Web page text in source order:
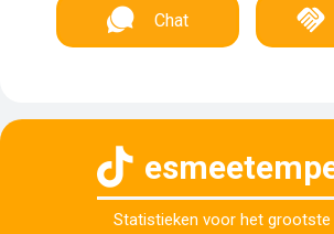
Chat
Statistieken voor het grootste